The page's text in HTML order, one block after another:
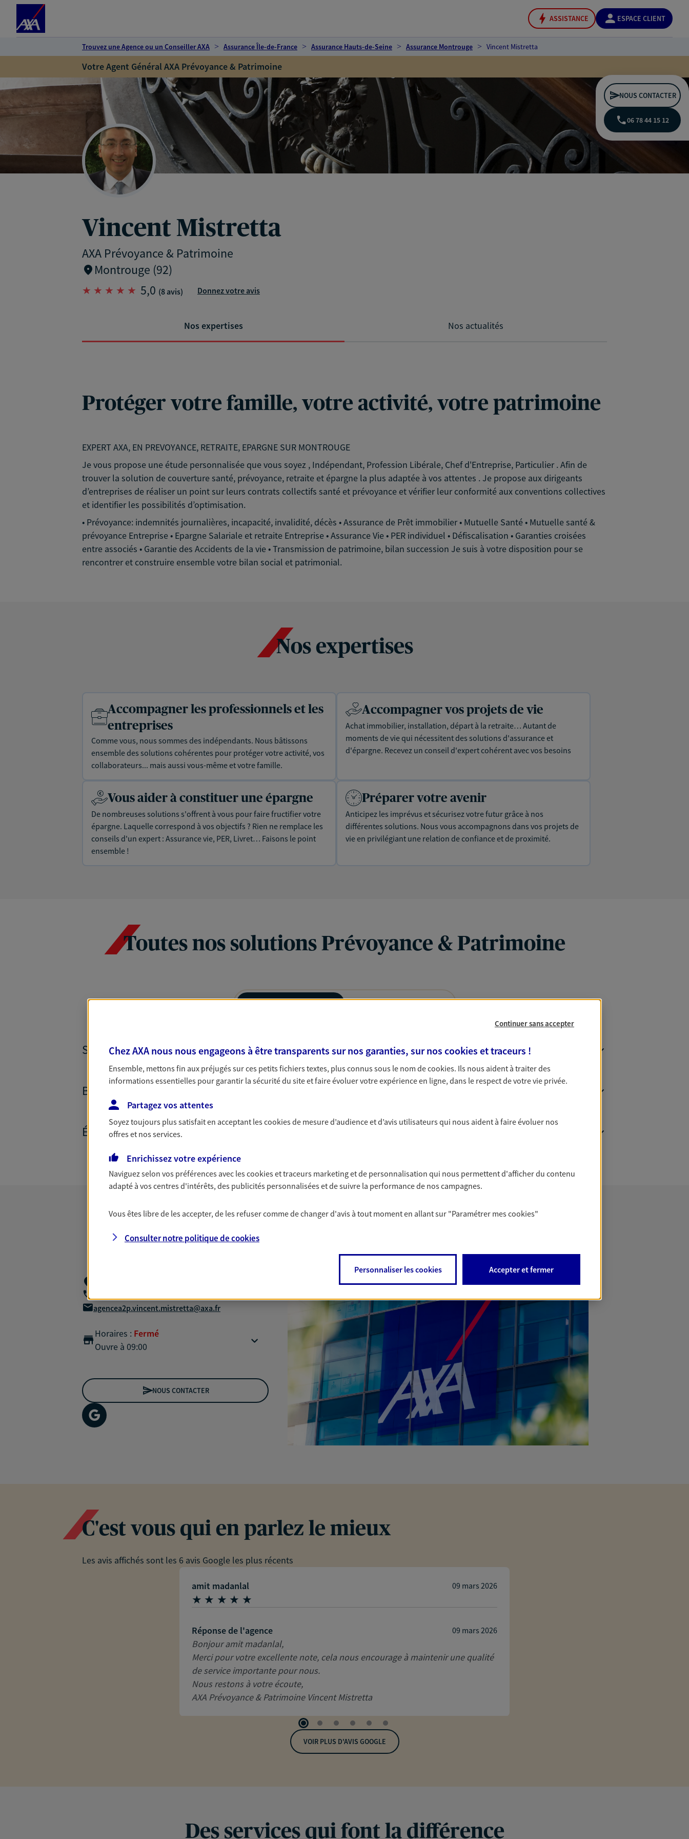
ASSISTANCE ESPACE CLIENT
Trouvez une Agence ou un Conseiller AXA Assurance Île-de-France Assurance Hauts-de-Seine Assurance Montrouge Vincent Mistretta
Votre Agent Général AXA Prévoyance & Patrimoine
Vincent Mistretta
AXA Prévoyance & Patrimoine
Montrouge (92)
5,0 (8 avis) Donnez votre avis
NOUS CONTACTER
06 78 44 15 12
Nos expertises Nos actualités
Protéger votre famille, votre activité, votre patrimoine
EXPERT AXA, EN PREVOYANCE, RETRAITE, EPARGNE SUR MONTROUGE
Je vous propose une étude personnalisée que vous soyez , Indépendant, Profession Libérale, Chef d'Entreprise, Particulier . Afin de
trouver la solution de couverture santé, prévoyance, retraite et épargne la plus adaptée à vos attentes . Je propose aux dirigeants
d’entreprises de réaliser un point sur leurs contrats collectifs santé et prévoyance et vérifier leur conformité aux conventions collectives
et identifier les possibilités d’optimisation.
• Prévoyance: indemnités journalières, incapacité, invalidité, décès • Assurance de Prêt immobilier • Mutuelle Santé • Mutuelle santé &
prévoyance Entreprise • Epargne Salariale et retraite Entreprise • Assurance Vie • PER individuel • Défiscalisation • Garanties croisées
entre associés • Garantie des Accidents de la vie • Transmission de patrimoine, bilan succession Je suis à votre disposition pour se
rencontrer et construire ensemble votre bilan social et patrimonial.
Nos expertises
Accompagner les professionnels et les
entreprises
Comme vous, nous sommes des indépendants. Nous bâtissons
ensemble des solutions cohérentes pour protéger votre activité, vos
collaborateurs... mais aussi vous-même et votre famille.
Accompagner vos projets de vie
Achat immobilier, installation, départ à la retraite… Autant de
moments de vie qui nécessitent des solutions d'assurance et
d'épargne. Recevez un conseil d'expert cohérent avec vos besoins
Vous aider à constituer une épargne
De nombreuses solutions s'offrent à vous pour faire fructifier votre
épargne. Laquelle correspond à vos objectifs ? Rien ne remplace les
conseils d'un expert : Assurance vie, PER, Livret… Faisons le point
ensemble !
Préparer votre avenir
Anticipez les imprévus et sécurisez votre futur grâce à nos
différentes solutions. Nous vous accompagnons dans vos projets de
vie en privilégiant une relation de confiance et de proximité.
Toutes nos solutions Prévoyance & Patrimoine
PARTICULIERS PRO & ENTREPRISES
SANTÉ ET PRÉVOYANCE
BANQUE ET CRÉDITS
ÉPARGNE ET RETRAITE
agencea2p.vincent.mistretta@axa.fr
Horaires : Fermé
Ouvre à 09:00
NOUS CONTACTER
C'est vous qui en parlez le mieux
Les avis affichés sont les 6 avis Google les plus récents
amit madanlal 09 mars 2026
Réponse de l'agence 09 mars 2026
Bonjour amit madanlal,
Merci pour votre excellente note, cela nous encourage à maintenir une qualité
de service importante pour nous.
Nous restons à votre écoute,
AXA Prévoyance & Patrimoine Vincent Mistretta
VOIR PLUS D'AVIS GOOGLE
Des services qui font la différence
Continuer sans accepter
Chez AXA nous nous engageons à être transparents sur nos garanties, sur nos cookies et traceurs !
Ensemble, mettons fin aux préjugés sur ces petits fichiers textes, plus connus sous le nom decookies. Ils nous aident à traiter des
informations essentielles pour garantir la sécurité du site et faire évoluer votre expérience en ligne, dans le respect de votre vie privée.
Partagez vos attentes
Soyez toujours plus satisfait en acceptant lescookiesde mesure d’audience et d’avis utilisateurs qui nous aident à faire évoluer nos
offres et nos services.
Enrichissez votre expérience
Naviguez selon vos préférences avec lescookies et traceurs marketing et de personnalisation qui nous permettent d'afficher du contenu
adapté à vos centres d'intérêts, des publicités personnalisées et de suivre la performance de nos campagnes.
Vous êtes libre de les accepter, de les refuser comme de changer d'avis à tout moment en allant sur "Paramétrer mescookies"
Consulter notre politique decookies
Personnaliser les cookies Accepter et fermer